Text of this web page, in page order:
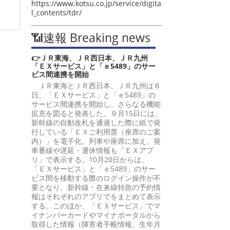
https://www.kotsu.co.jp/service/digita
l_contents/tdr/
📶速報 Breaking news
👉ＪＲ東海、ＪＲ西日本、ＪＲ九州
「ＥＸサービス」と「ｅ5489」のサー
ビス間連携を開始
ＪＲ東海とＪＲ西日本、ＪＲ九州は６
日、「ＥＸサービス」と「ｅ5489」の
サービス間連携を開始し、さらなる機能
拡充を図ると発表した。９月15日には、
新幹線の自動改札を通過した際に紙で発
行している「ＥＸご利用票（座席のご案
内）」を電子化。列車や座席に加え、発
車番線や遅延・運休情報も「ＥＸアプ
リ」で表示する。10月20日からは、
「ＥＸサービス」と「ｅ5489」のサー
ビス間を移動する際のログイン操作が不
要となり、新幹線・在来線特急の予約情
報はそれぞれのアプリでをまとめて表示
する。このほか、「ＥＸサービス」でマ
イナンバーカードやマイナポータルから
取得した情報（障害者手帳情報、生年月